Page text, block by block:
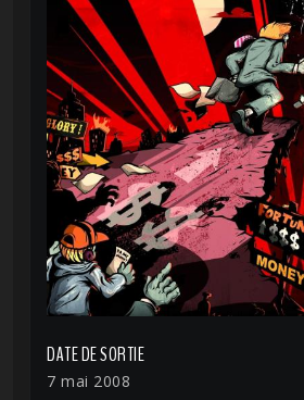
DATE DE SORTIE
7 mai 2008